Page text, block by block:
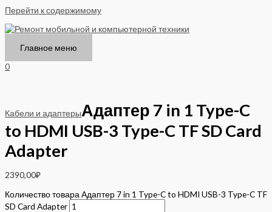
Перейти к содержимому
Главное меню
0
Кабели и адаптерыАдаптер 7 in 1 Type-C
to HDMI USB-3 Type-C TF SD Card
Adapter
2390,00₽
Количество товара Адаптер 7 in 1 Type-C to HDMI USB-3 Type-C TF
SD Card Adapter